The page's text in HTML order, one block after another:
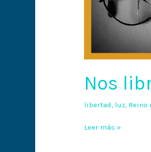
Nos
libertad, luz, Reino
Leer más »